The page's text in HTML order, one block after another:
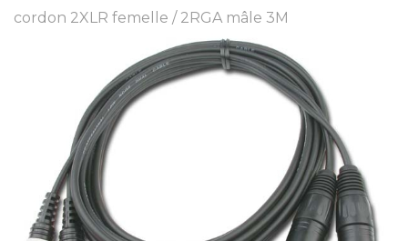
cordon 2XLR femelle / 2RGA mâle 3M